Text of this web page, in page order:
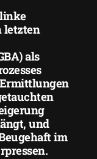
letzten
als
und
im